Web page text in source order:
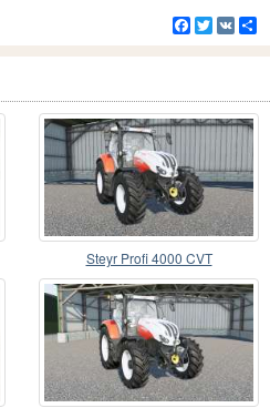
Facebook
Twitter
VK
Steyr Profi 4000 CVT